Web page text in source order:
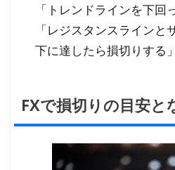
「トレンドラインを下回
「レジスタンスラインと
下に達したら損切りする
FXで損切りの目安と